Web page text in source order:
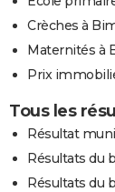
Crèches à
Maternités à
Prix
Tous les
Résultat
Résultats du
Résultats du